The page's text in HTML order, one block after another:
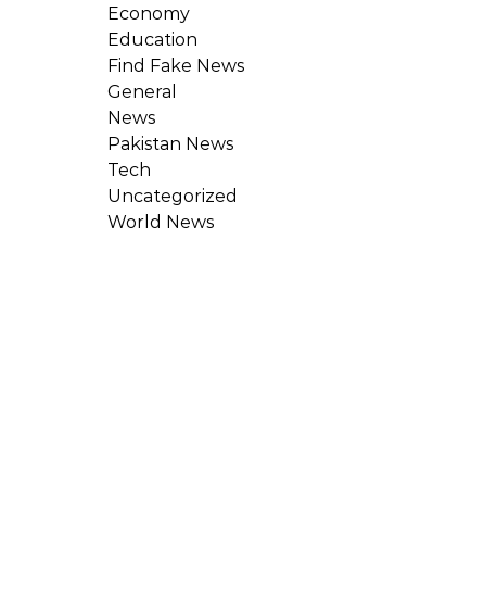
Economy
Education
Find Fake News
General
News
Pakistan News
Tech
Uncategorized
World News